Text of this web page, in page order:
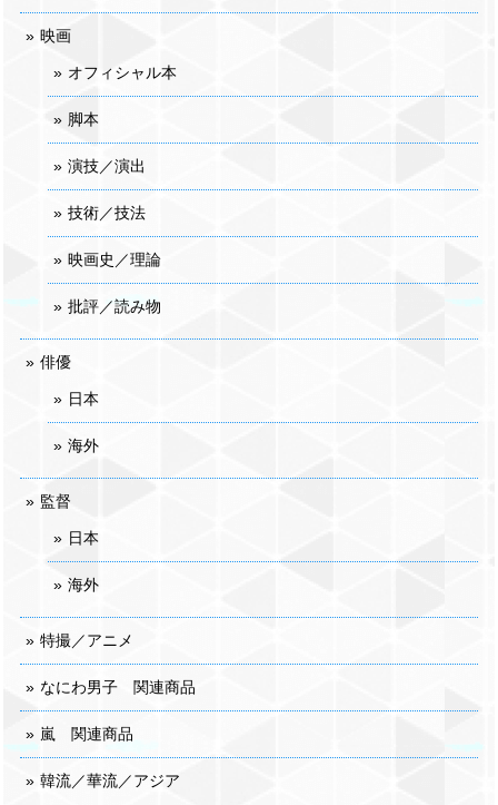
映画
オフィシャル本
脚本
演技／演出
技術／技法
映画史／理論
批評／読み物
俳優
日本
海外
監督
日本
海外
特撮／アニメ
なにわ男子 関連商品
嵐 関連商品
韓流／華流／アジア